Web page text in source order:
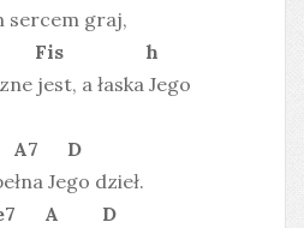
sercem graj,
h
jest, a łaska Jego
D
Jego dzieł.
A D